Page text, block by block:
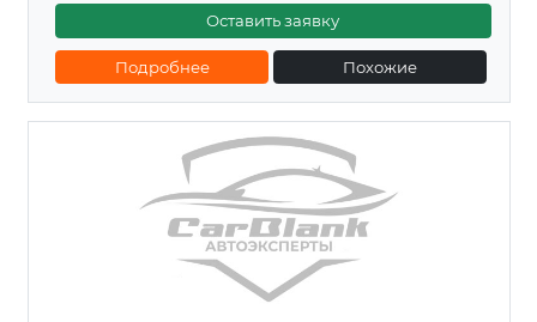
Оставить заявку
Подробнее Похожие